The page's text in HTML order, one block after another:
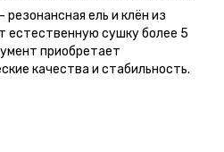
ель и клён из
естественную сушку более 5
приобретает
качества и стабильность.